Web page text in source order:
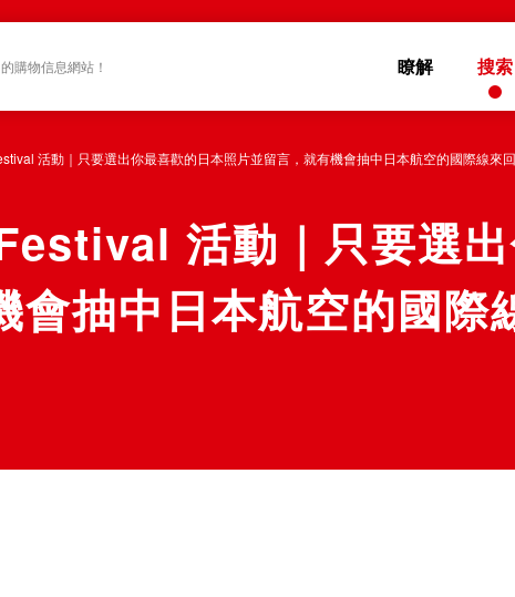
購物信息網站！ 瞭解 搜索
活動｜只要選出你最喜歡的日本照片並留言，就有機會抽中日本航空的國際線來
活動｜只要選出
會抽中日本航空的國際